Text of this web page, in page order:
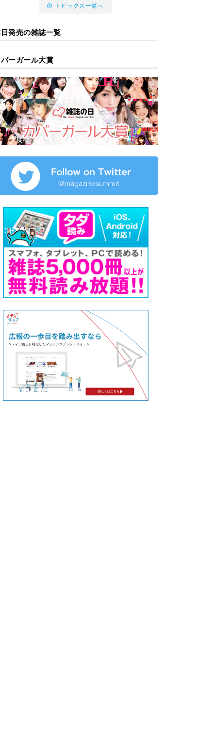
トピックス一覧へ
発売の雑誌一覧
バーガール大賞